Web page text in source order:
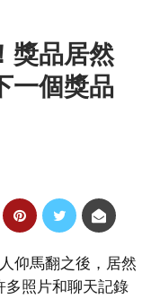
獎品居然
一個獎品
仰馬翻之後，居然
多照片和聊天記錄